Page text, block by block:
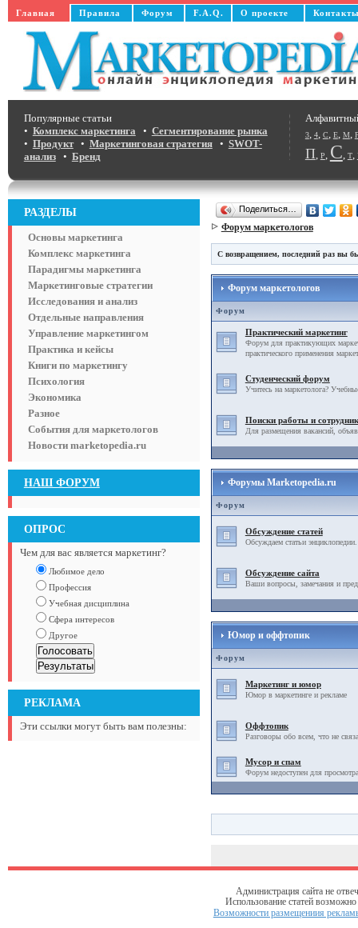
Главная Правила Форум F.A.Q. О проекте
3, 4, C, E, M,
П, Р, С, Т,
Популярные статьи
• Комплекс маркетинга • Сегментирование рынка
• Продукт• Маркетинговая стратегия• SWOT-
анализ• Бренд
РАЗДЕЛЫ
Основы маркетинга
Комплекс маркетинга
Парадигмы маркетинга
Маркетинговые стратегии
Исследования и анализ
Отдельные направления
Управление маркетингом
Практика и кейсы
Книги по маркетингу
Психология
Экономика
Разное
События для маркетологов
Новости marketopedia.ru
НАШ ФОРУМ
ОПРОС
Чем для вас является маркетинг?
Любимое дело
Профессия
Учебная дисциплина
Сфера интересов
Другое
РЕКЛАМА
Эти ссылки могут быть вам полезны:
Поделиться…
Форум маркетологов
С возвращением, последний раз вы
Форум маркетологов
Форум
Практический маркетинг
Форум для практикующих
практического применения
Студенческий форум
Учитесь на маркетолога?
Поиски работы и
Для размещения вакансий,
Форумы Marketopedia.ru
Форум
Обсуждение статей
Обсуждаем статьи энциклопедии.
Обсуждение сайта
Ваши вопросы, замечания и
Юмор и оффтопик
Форум
Маркетинг и юмор
Юмор в маркетинге и рекламе
Оффтопик
Разговоры обо всем, что не
Мусор и спам
Форум недоступен для
Администрация сайта не
Использование статей
Возможности размещениия